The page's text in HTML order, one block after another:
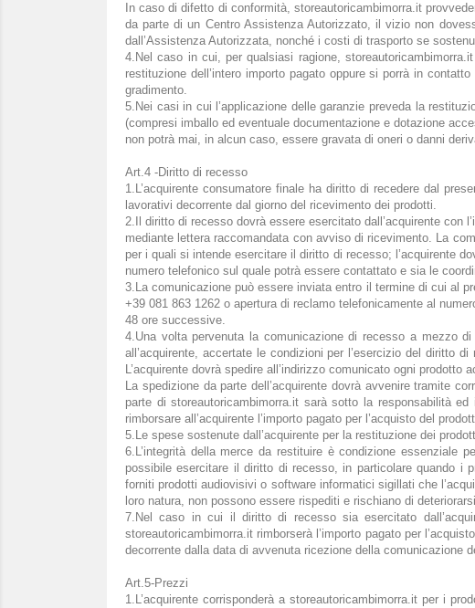
In caso di difetto di conformità, storeautoricambimorra.it
da parte di un Centro Assistenza Autorizzato, il vizio non
dall’Assistenza Autorizzata, nonché i costi di trasporto se
4.Nel caso in cui, per qualsiasi ragione,
restituzione dell’intero importo pagato oppure si porrà in
gradimento.
5.Nei casi in cui l’applicazione delle garanzie preveda la
(compresi imballo ed eventuale documentazione e dotazione
non potrà mai, in alcun caso, essere gravata di oneri o danni
Art.4 -Diritto di recesso
1.L’acquirente consumatore finale ha diritto di recedere dal
lavorativi decorrente dal giorno del ricevimento dei prodotti.
2.Il diritto di recesso dovrà essere esercitato dall’acquirente con
mediante lettera raccomandata con avviso di ricevimento. La
per i quali si intende esercitare il diritto di recesso; l’acquirente
numero telefonico sul quale potrà essere contattato e sia le
3.La comunicazione può essere inviata entro il termine di cui al
+39 081 863 1262 o apertura di reclamo telefonicamente al
48 ore successive.
4.Una volta pervenuta la comunicazione di recesso a mezzo
all’acquirente, accertate le condizioni per l’esercizio del diritto
L’acquirente dovrà spedire all’indirizzo comunicato ogni
La spedizione da parte dell’acquirente dovrà avvenire tramite
parte di storeautoricambimorra.it sarà sotto la responsabilità
rimborsare all’acquirente l’importo pagato per l’acquisto del
5.Le spese sostenute dall’acquirente per la restituzione dei
6.L’integrità della merce da restituire è condizione essenziale
possibile esercitare il diritto di recesso, in particolare quando i
forniti prodotti audiovisivi o software informatici sigillati che
loro natura, non possono essere rispediti e rischiano di
7.Nel caso in cui il diritto di recesso sia esercitato
storeautoricambimorra.it rimborserà l’importo pagato per
decorrente dalla data di avvenuta ricezione della comunicazione
Art.5-Prezzi
1.L’acquirente corrisponderà a storeautoricambimorra.it per i